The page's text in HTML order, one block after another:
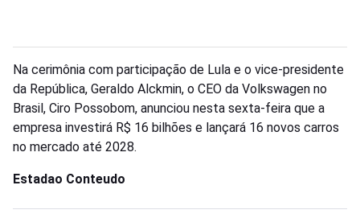
Na cerimônia com participação de Lula e o vice-presidente
da República, Geraldo Alckmin, o CEO da Volkswagen no
Brasil, Ciro Possobom, anunciou nesta sexta-feira que a
empresa investirá R$ 16 bilhões e lançará 16 novos carros
no mercado até 2028.
Estadao Conteudo